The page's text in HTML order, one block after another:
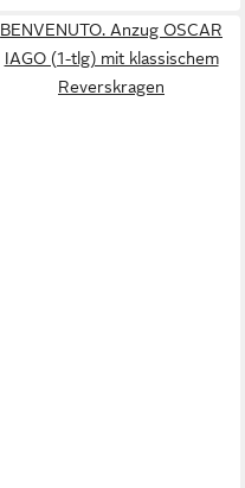
BENVENUTO. Anzug OSCAR
IAGO (1-tlg) mit klassischem
Reverskragen